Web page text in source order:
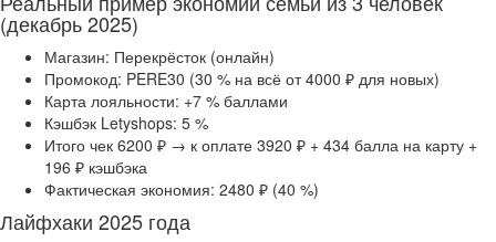
(декабрь 2025)
Магазин: Перекрёсток (онлайн)
Промокод: PERE30 (30 % на всё от 4000 ₽ для новых)
Карта лояльности: +7 % баллами
Кэшбэк Letyshops: 5 %
Итого чек 6200 ₽ → к оплате 3920 ₽ + 434 балла на карту +
196 ₽ кэшбэка
Фактическая экономия: 2480 ₽ (40 %)
Лайфхаки 2025 года